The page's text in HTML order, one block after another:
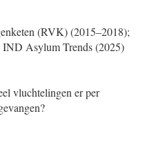
(RVK) (2015–2018);
IND Asylum Trends (2025)
vluchtelingen er per